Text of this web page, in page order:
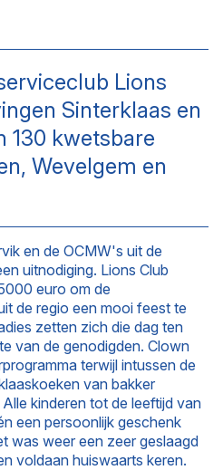
Lions
Sinterklaas en
130 kwetsbare
Wevelgem en
en de OCMW's uit de
uitnodiging. Lions Club
euro om de
de regio een mooi feest te
zetten zich die dag ten
van de genodigden. Clown
terwijl intussen de
van bakker
kinderen tot de leeftijd van
een persoonlijk geschenk
was weer een zeer geslaagd
voldaan huiswaarts keren.